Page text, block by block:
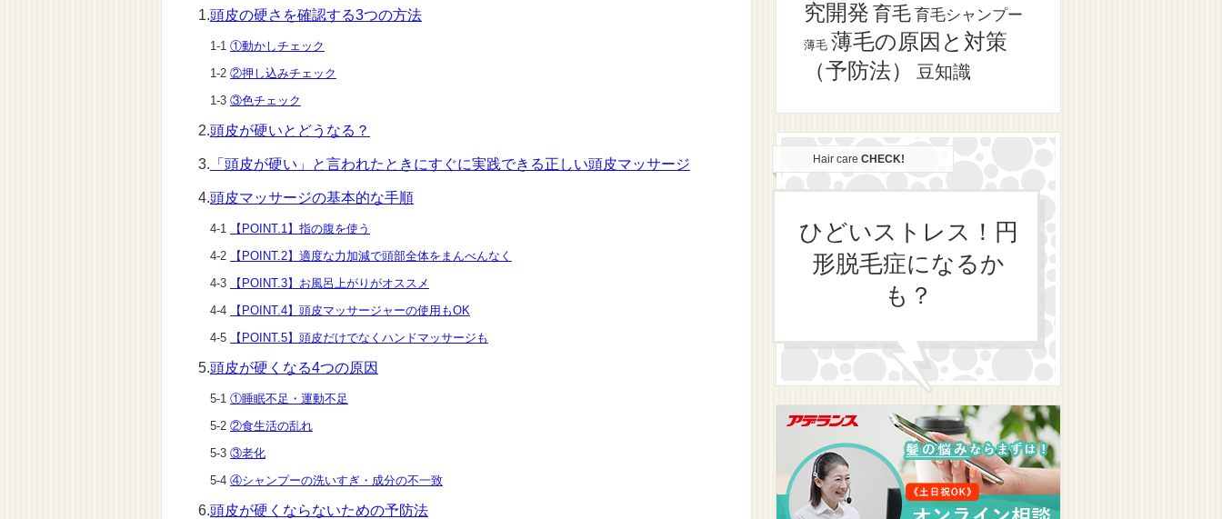
1.頭皮の硬さを確認する3つの方法
1-1 ①動かしチェック
1-2 ②押し込みチェック
1-3 ③色チェック
2.頭皮が硬いとどうなる？
3. 「頭皮が硬い」と言われたときにすぐに実践できる正しい頭皮マッサージ
4.頭皮マッサージの基本的な手順
4-1
【POINT.1】指の腹を使う
4-2
【POINT.2】適度な力加減で頭部全体をまんべんなく
4-3
【POINT.3】お風呂上がりがオススメ
4-4
【POINT.4】頭皮マッサージャーの使用もOK
4-5
【POINT.5】頭皮だけでなくハンドマッサージも
5.頭皮が硬くなる4つの原因
5-1 ①睡眠不足・運動不足
5-2 ②食生活の乱れ
5-3 ③老化
5-4 ④シャンプーの洗いすぎ・成分の不一致
6.頭皮が硬くならないための予防法
究開発 育毛 育毛シャンプー
薄毛 薄毛の原因と対策
（予防法）
豆知識
Hair care CHECK!
ひどいストレス！円
形脱毛症になるか
も？